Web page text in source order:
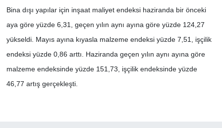
Bina dışı yapılar için inşaat maliyet endeksi haziranda bir önceki
aya göre yüzde 6,31, geçen yılın aynı ayına göre yüzde 124,27
yükseldi. Mayıs ayına kıyasla malzeme endeksi yüzde 7,51, işçilik
endeksi yüzde 0,86 arttı. Haziranda geçen yılın aynı ayına göre
malzeme endeksinde yüzde 151,73, işçilik endeksinde yüzde
46,77 artış gerçekleşti.